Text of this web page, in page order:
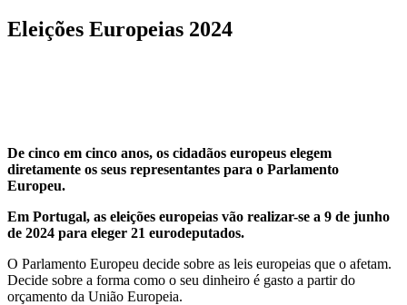
Eleições Europeias 2024
De cinco em cinco anos, os cidadãos europeus elegem
diretamente os seus representantes para o Parlamento
Europeu.
Em Portugal, as eleições europeias vão realizar-se a 9 de junho
de 2024 para eleger 21 eurodeputados.
O Parlamento Europeu decide sobre as leis europeias que o afetam.
Decide sobre a forma como o seu dinheiro é gasto a partir do
orçamento da União Europeia.